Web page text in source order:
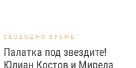
СВОБОДНО ВРЕМЕ
Палатка под звездите!
Юлиан Костов и Мирела